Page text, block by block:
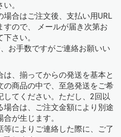
。
場合はご注文後、支払い用URL
すので、 メールが届き次第お
さい。
お手数ですがご連絡お願いい
は、揃ってからの発送を基本と
の商品の中で、至急発送をご希
してください。ただし、2回以
場合は、ご注文金額により別途
が生じます。
等によりご連絡した際に、ご了